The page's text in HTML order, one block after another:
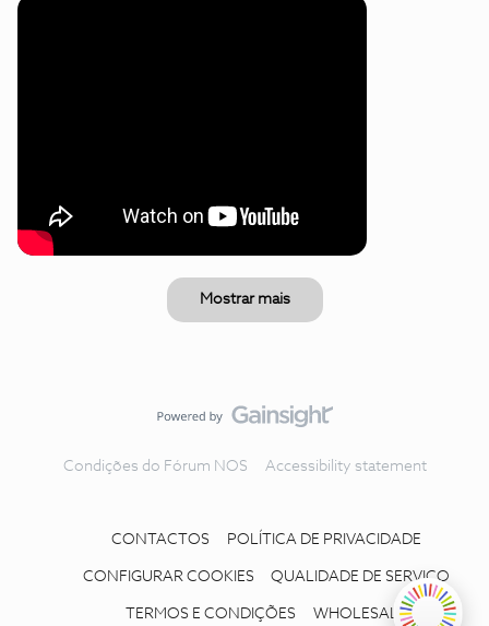
Mostrar mais
Condições do Fórum NOS Accessibility statement
CONTACTOS POLÍTICA DE PRIVACIDADE
CONFIGURAR COOKIES QUALIDADE DE SERVIÇO
TERMOS E CONDIÇÕES WHOLESALE